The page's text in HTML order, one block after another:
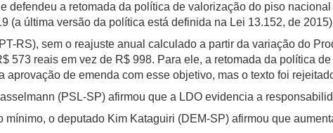
defendeu a retomada da política de valorização do piso
(a última versão da política está definida na Lei 13.152, de
RS), sem o reajuste anual calculado a partir da variação do
573 reais em vez de R$ 998. Para ele, a retomada da política
aprovação de emenda com esse objetivo, mas o texto foi
(PSL-SP) afirmou que a LDO evidencia a
o deputado Kim Kataguiri (DEM-SP) afirmou que